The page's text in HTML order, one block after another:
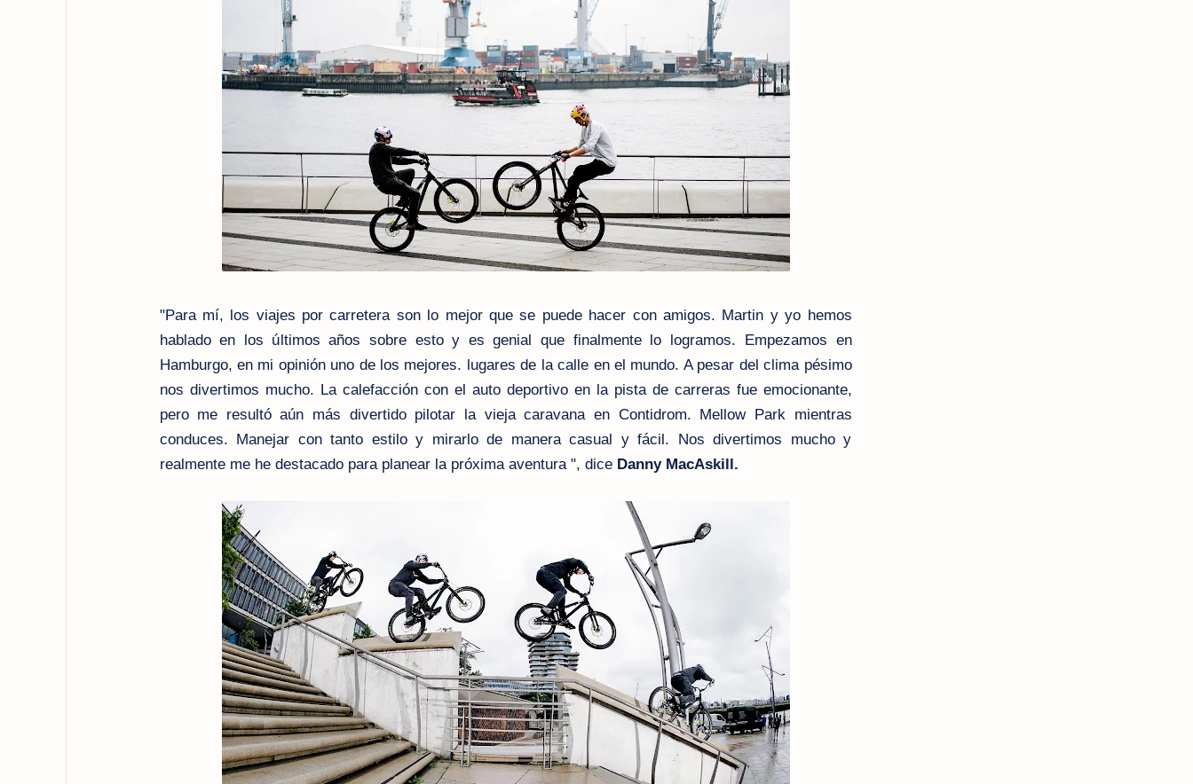
"Para mí, los viajes por carretera son lo mejor que se puede hacer con amigos. Martin y yo hemos
hablado en los últimos años sobre esto y es genial que finalmente lo logramos. Empezamos en
Hamburgo, en mi opinión uno de los mejores. lugares de la calle en el mundo. A pesar del clima pésimo
nos divertimos mucho. La calefacción con el auto deportivo en la pista de carreras fue emocionante,
pero me resultó aún más divertido pilotar la vieja caravana en Contidrom. Mellow Park mientras
conduces. Manejar con tanto estilo y mirarlo de manera casual y fácil. Nos divertimos mucho y
realmente me he destacado para planear la próxima aventura ", dice Danny MacAskill.